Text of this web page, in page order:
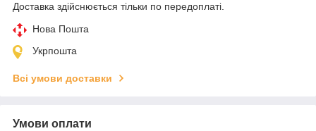
Доставка здійснюється тільки по передоплаті.
Нова Пошта
Укрпошта
Всі умови доставки
Умови оплати